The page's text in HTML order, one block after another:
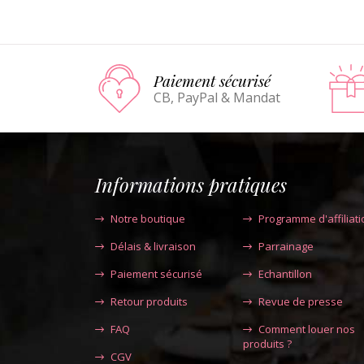
Paiement sécurisé
CB, PayPal & Mandat
Informations pratiques
Notre boutique
Délais & livraison
Paiement sécurisé
Retour produits
FAQ
CGV
Programme
Parrainage
Echantillon
Revue de presse
Comment louer nos
produits ?